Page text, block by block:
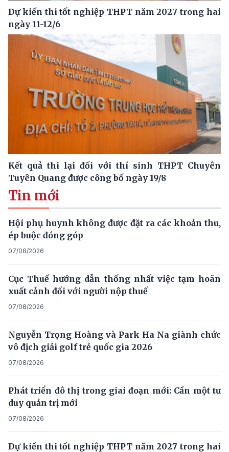
Dự kiến thi tốt nghiệp THPT năm 2027 trong hai
ngày 11-12/6
Kết quả thi lại đối với thí sinh THPT Chuyên
Tuyên Quang được công bố ngày 19/8
Tin mới
Hội phụ huynh không được đặt ra các khoản thu,
ép buộc đóng góp
07/08/2026
Cục Thuế hướng dẫn thống nhất việc tạm hoãn
xuất cảnh đối với người nộp thuế
07/08/2026
Nguyễn Trọng Hoàng và Park Ha Na giành chức
vô địch giải golf trẻ quốc gia 2026
07/08/2026
Phát triển đô thị trong giai đoạn mới: Cần một tư
duy quản trị mới
07/08/2026
Dự kiến thi tốt nghiệp THPT năm 2027 trong hai